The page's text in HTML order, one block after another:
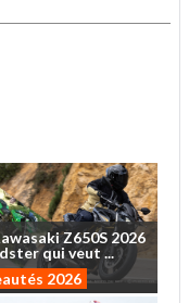
Z650S 2026
quiveut ...
2026